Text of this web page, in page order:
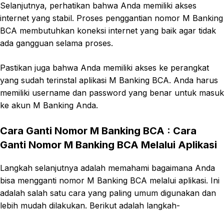
Selanjutnya, perhatikan bahwa Anda memiliki akses
internet yang stabil. Proses penggantian nomor M Banking
BCA membutuhkan koneksi internet yang baik agar tidak
ada gangguan selama proses.
Pastikan juga bahwa Anda memiliki akses ke perangkat
yang sudah terinstal aplikasi M Banking BCA. Anda harus
memiliki username dan password yang benar untuk masuk
ke akun M Banking Anda.
Cara Ganti Nomor M Banking BCA : Cara
Ganti Nomor M Banking BCA Melalui Aplikasi
Langkah selanjutnya adalah memahami bagaimana Anda
bisa mengganti nomor M Banking BCA melalui aplikasi. Ini
adalah salah satu cara yang paling umum digunakan dan
lebih mudah dilakukan. Berikut adalah langkah-